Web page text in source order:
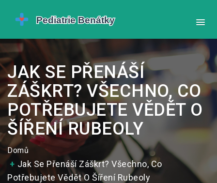
JAK SE PŘENÁŠÍ
ZÁŠKRT? VŠECHNO, CO
POTŘEBUJETE VĚDĚT O
ŠÍŘENÍ RUBEOLY
Domů
Jak Se Přenáší Záškrt? Všechno, Co
Potřebujete Vědět O Šíření Rubeoly